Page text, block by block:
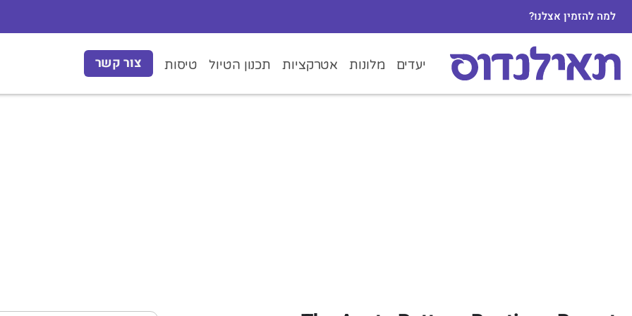
למה להזמין אצלנו?
יעדים מלונות אטרקציות תכנון הטיול טיסות צור קשר